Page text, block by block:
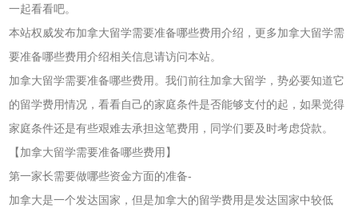
一起看看吧。
本站权威发布加拿大留学需要准备哪些费用介绍，更多加拿大留学需
要准备哪些费用介绍相关信息请访问本站。
加拿大留学需要准备哪些费用。我们前往加拿大留学，势必要知道它
的留学费用情况，看看自己的家庭条件是否能够支付的起，如果觉得
家庭条件还是有些艰难去承担这笔费用，同学们要及时考虑贷款。
【加拿大留学需要准备哪些费用】
第一家长需要做哪些资金方面的准备-
加拿大是一个发达国家，但是加拿大的留学费用是发达国家中较低